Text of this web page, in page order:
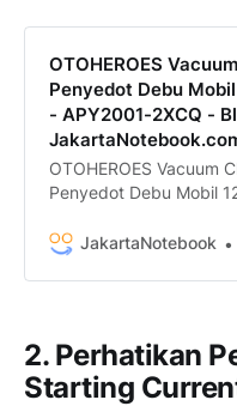
OTOHEROES
Penyedot Debu
- APY2001-2XCQ -
OTOHEROES Vacuum
Penyedot Debu Mobil
Dapatkan dengan
JakartaNotebook.com.
JakartaNotebook
2. Perhatikan
Starting